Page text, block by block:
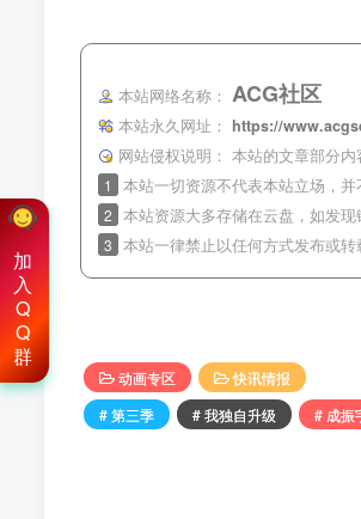
本站网络名称： ACG社区
本站永久网址：
https://
网站侵权说明： 本站的文章部分内
1 本站一切资源不代表本站立场，并
2 本站资源大多存储在云盘，如发现
3 本站一律禁止以任何方式发布或转
动画专区
快讯情报
# 第三季
# 我独自升级 # 成振
加
入
Q
Q
群